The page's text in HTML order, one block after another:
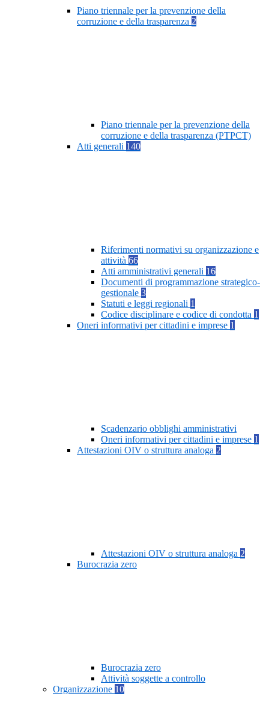
Piano triennale per la prevenzione della
corruzione e della trasparenza 2
Piano triennale per la prevenzione della
corruzione e della trasparenza (PTPCT)
Atti generali 140
Riferimenti normativi su organizzazione e
attività 66
Atti amministrativi generali 16
Documenti di programmazione strategico-
gestionale 3
Statuti e leggi regionali 1
Codice disciplinare e codice di condotta 1
Oneri informativi per cittadini e imprese 1
Scadenzario obblighi amministrativi
Oneri informativi per cittadini e imprese 1
Attestazioni OIV o struttura analoga 2
Attestazioni OIV o struttura analoga 2
Burocrazia zero
Burocrazia zero
Attività soggette a controllo
Organizzazione 10